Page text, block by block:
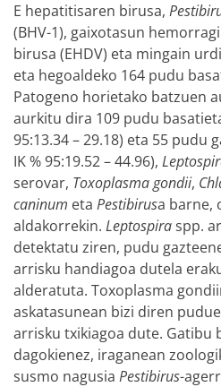
E hepatitisaren birusa,
(BHV-1), gaixotasun
birusa (EHDV) eta mingain
eta hegoaldeko 164 pudu
Patogeno horietako batzuen
aurkitu dira 109 pudu
95:13.34 – 29.18) eta 55 pudu
IK % 95:19.52 – 44.96),
serovar, Toxoplasma gondii,
caninum eta Pestibirusa barne,
aldakorrekin. Leptospiraspp.
detektatu ziren, pudu
arrisku handiagoa dutela
alderatuta. Toxoplasma
askatasunean bizi diren
arrisku txikiagoa dute. Gatibu
dagokienez, iraganean
susmo nagusia Pestibirus-